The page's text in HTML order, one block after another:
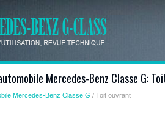
Mercedes-Benz Classe G:
Mercedes-Benz Classe G / Toit ouvrant